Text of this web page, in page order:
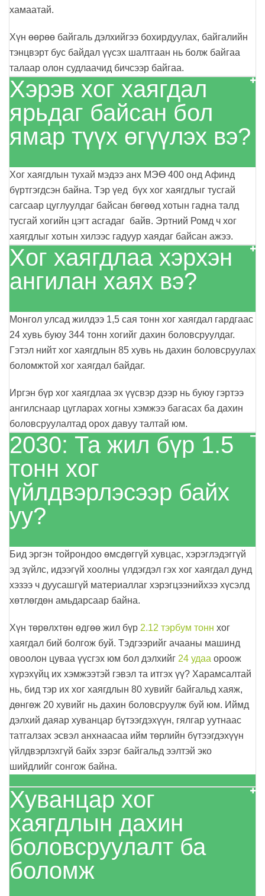
хамаатай.
Хүн өөрөө байгаль дэлхийгээ бохирдуулах, байгалийн
тэнцвэрт бус байдал үүсэх шалтгаан нь болж байгаа
талаар олон судлаачид бичсээр байгаа.
Хэрэв хог хаягдал
ярьдаг байсан бол
ямар түүх өгүүлэх вэ?
Хог хаягдлын тухай мэдээ анх МЭӨ 400 онд Афинд
бүртгэгдсэн байна. Тэр үед бүх хог хаягдлыг тусгай
сагсаар цуглуулдаг байсан бөгөөд хотын гадна талд
тусгай хогийн цэгт асгадаг байв. Эртний Ромд ч хог
хаягдлыг хотын хилээс гадуур хаядаг байсан ажээ.
Хог хаягдлаа хэрхэн
ангилан хаях вэ?
Монгол улсад жилдээ 1,5 сая тонн хог хаягдал гардгаас
24 хувь буюу 344 тонн хогийг дахин боловсруулдаг.
Гэтэл нийт хог хаягдлын 85 хувь нь дахин боловсруулах
боломжтой хог хаягдал байдаг.
Иргэн бүр хог хаягдлаа эх үүсвэр дээр нь буюу гэртээ
ангилснаар цугларах хогны хэмжээ багасах ба дахин
боловсруулалтад орох давуу талтай юм.
2030: Та жил бүр 1.5
тонн хог
үйлдвэрлэсээр байх
уу?
Бид эргэн тойрондоо өмсдөггүй хувцас, хэрэглэдэггүй
эд зүйлс, идээгүй хоолны үлдэгдэл гэх хог хаягдал дунд
хэзээ ч дуусашгүй материаллаг хэрэгцээнийхээ хүсэлд
хөтлөгдөн амьдарсаар байна.
Хүн төрөлхтөн өдгөө жил бүр 2.12 тэрбум тонн хог
хаягдал бий болгож буй. Тэдгээрийг ачааны машинд
овоолон цуваа үүсгэх юм бол дэлхийг 24 удаа ороож
хүрэхүйц их хэмжээтэй гэвэл та итгэх үү? Харамсалтай
нь, бид тэр их хог хаягдлын 80 хувийг байгальд хаяж,
дөнгөж 20 хувийг нь дахин боловсруулж буй юм. Иймд
дэлхий даяар хуванцар бүтээгдэхүүн, гялгар уутнаас
татгалзах эсвэл анхнаасаа ийм төрлийн бүтээгдэхүүн
үйлдвэрлэхгүй байх зэрэг байгальд ээлтэй эко
шийдлийг сонгож байна.
Хуванцар хог
хаягдлын дахин
боловсруулалт ба
боломж